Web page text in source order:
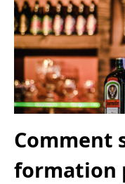
Comment
formation